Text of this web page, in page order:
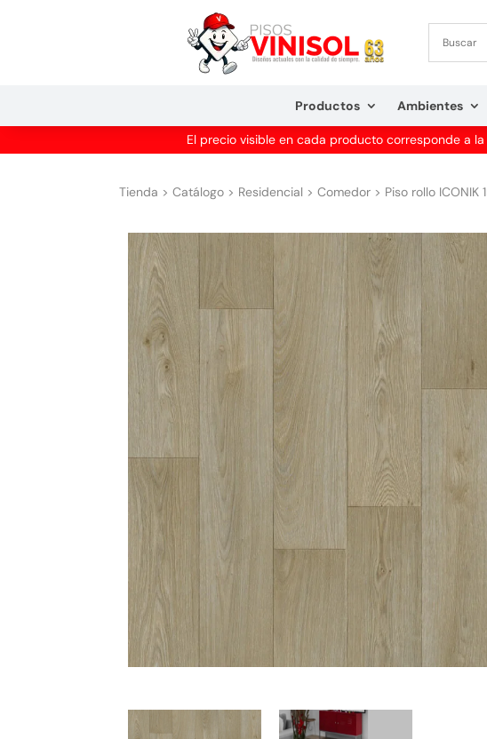
Productos Ambientes
El precio visible en cada producto corresponde a
Tienda >Catálogo > Residencial >Comedor > Piso rollo